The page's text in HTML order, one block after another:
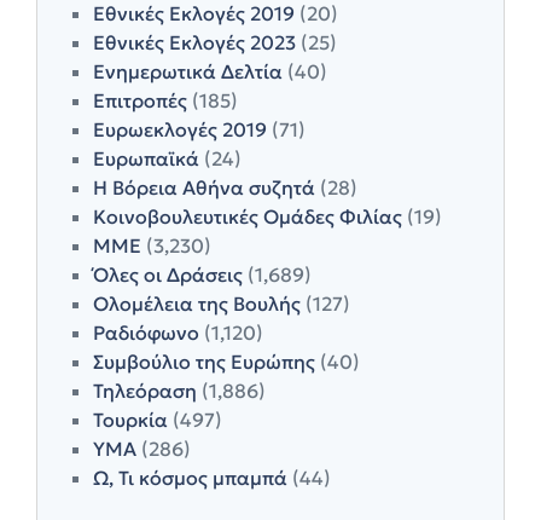
Εθνικές Εκλογές 2019 (20)
Εθνικές Εκλογές 2023 (25)
Ενημερωτικά Δελτία (40)
Επιτροπές (185)
Ευρωεκλογές 2019 (71)
Ευρωπαϊκά (24)
Η Βόρεια Αθήνα συζητά (28)
Κοινοβουλευτικές Ομάδες Φιλίας (19)
ΜΜΕ (3,230)
Όλες οι Δράσεις (1,689)
Ολομέλεια της Βουλής (127)
Ραδιόφωνο (1,120)
Συμβούλιο της Ευρώπης (40)
Τηλεόραση (1,886)
Τουρκία (497)
ΥΜΑ (286)
Ω, Τι κόσμος μπαμπά (44)